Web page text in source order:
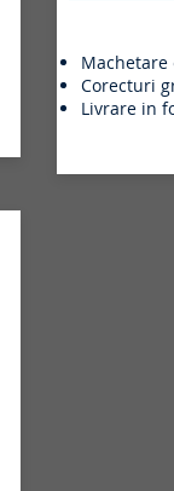
Corecturi
Livrare in